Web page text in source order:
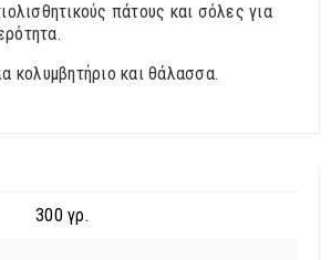
πάτους και σόλες για
κολυμβητήριο και θάλασσα.
300 γρ.